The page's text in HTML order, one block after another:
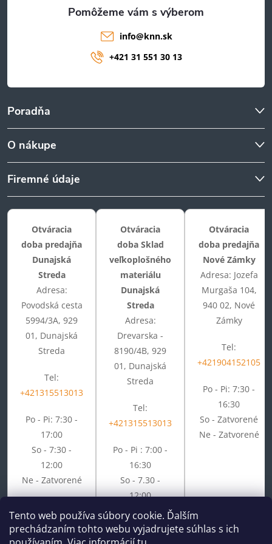
Tento web používa súbory cookie. Ďalším
prechádzaním tohto webu vyjadrujete súhlas s ich
Poradňa
O nákupe
Firemné údaje
info@knn.sk
+421 31 551 30 13
Otváracia
doba predajňa
Dunajská
Streda
Adresa:
Povodská cesta
5994/3A, 929
01, Dunajská
Streda
Tel:
+421315513013
Po - Pi: 7:30 -
17:00
So - 7:30 -
12:00
Ne - Zatvorené
Otváracia
doba Sklad
veľkoplošného
materiálu
Dunajská
Streda
Adresa:
Drevarska -
8190/4B, 929
01, Dunajská
Streda
Tel:
+421315513013
Po - Pi : 7:00 -
16:30
So - 7.30 -
12:00
Ne - Zatvorené
Otváracia
doba predajňa
Nové Zámky
Adresa: Jozefa
Murgaša 104,
940 02, Nové
Zámky
Tel:
+421904152105
Po - Pi: 7:30 -
16:30
So - Zatvorené
Ne - Zatvorené